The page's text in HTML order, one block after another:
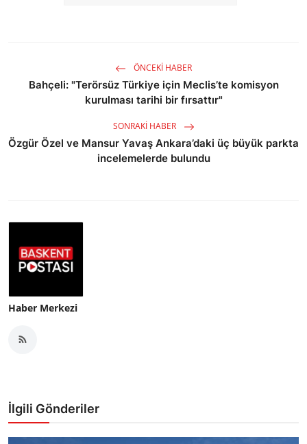
ÖNCEKI HABER
Bahçeli: "Terörsüz Türkiye için Meclis’te komisyon
kurulması tarihi bir fırsattır"
SONRAKI HABER
Özgür Özel ve Mansur Yavaş Ankara’daki üç büyük parkta
incelemelerde bulundu
Haber Merkezi
İlgili Gönderiler